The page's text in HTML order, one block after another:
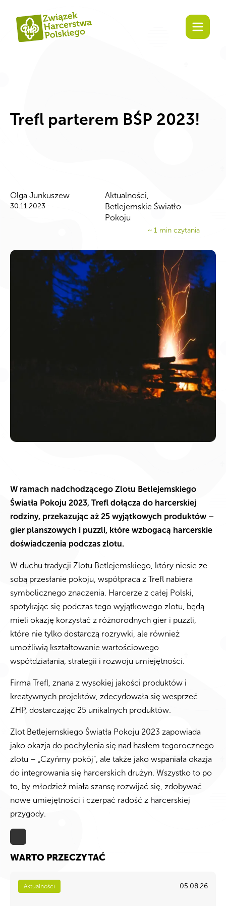
Trefl parterem BŚP 2023!
Olga Junkuszew
30.11.2023
Aktualności
Betlejemskie Światło
Pokoju
~ 1 min czytania
W ramach nadchodzącego Zlotu Betlejemskiego
Światła Pokoju 2023, Trefl dołącza do harcerskiej
rodziny, przekazując aż 25 wyjątkowych produktów –
gier planszowych i puzzli, które wzbogacą harcerskie
doświadczenia podczas zlotu.
W duchu tradycji Zlotu Betlejemskiego, który niesie ze
sobą przesłanie pokoju, współpraca z Trefl nabiera
symbolicznego znaczenia. Harcerze z całej Polski,
spotykając się podczas tego wyjątkowego zlotu, będą
mieli okazję korzystać z różnorodnych gier i puzzli,
które nie tylko dostarczą rozrywki, ale również
umożliwią kształtowanie wartościowego
współdziałania, strategii i rozwoju umiejętności.
Firma Trefl, znana z wysokiej jakości produktów i
kreatywnych projektów, zdecydowała się wesprzeć
ZHP, dostarczając 25 unikalnych produktów.
Zlot Betlejemskiego Światła Pokoju 2023 zapowiada
jako okazja do pochylenia się nad hasłem tegorocznego
zlotu – „Czyńmy pokój”, ale także jako wspaniała okazja
do integrowania się harcerskich drużyn. Wszystko to po
to, by młodzież miała szansę rozwijać się, zdobywać
nowe umiejętności i czerpać radość z harcerskiej
przygody.
WARTO PRZECZYTAĆ
Aktualności 05.08.26